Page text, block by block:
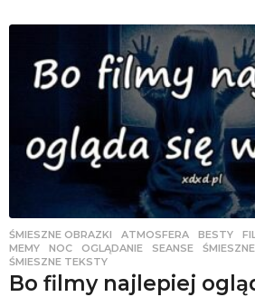
ŚMIESZNE OBRAZKI ATMOSFERA ,BESTY ,
MEMY
,NOC ,OGLĄDANIE ,SEANSE ,ŚMIESZNE
ŚMIESZNE TEKSTY
Bo filmy najlepiej